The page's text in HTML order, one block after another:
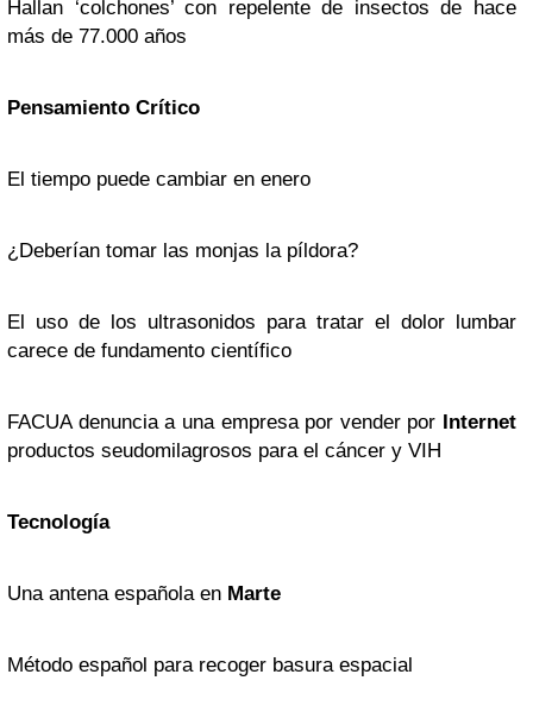
Hallan ‘colchones’ con repelente de insectos de hace
más de 77.000 años
Pensamiento Crítico
El tiempo puede cambiar en enero
¿Deberían tomar las monjas la píldora?
El uso de los ultrasonidos para tratar el dolor lumbar
carece de fundamento científico
FACUA denuncia a una empresa por vender por Internet
productos seudomilagrosos para el cáncer y VIH
Tecnología
Una antena española en Marte
Método español para recoger basura espacial